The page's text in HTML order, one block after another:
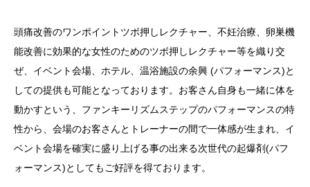
頭痛改善のワンポイントツボ押しレクチャー、不妊治療、卵巣機
能改善に効果的な女性のためのツボ押しレクチャー等を織り交
ぜ、イベント会場、ホテル、温浴施設の余興 (パフォーマンス)と
しての提供も可能となっております。お客さん自身も一緒に体を
動かすという、ファンキーリズムステップのパフォーマンスの特
性から、会場のお客さんとトレーナーの間で一体感が生まれ、イ
ベント会場を確実に盛り上げる事の出来る次世代の起爆剤(パフ
ォーマンス)としてもご好評を得ております。